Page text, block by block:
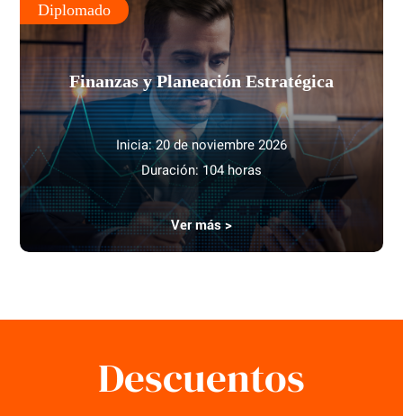
Finanzas y Planeación Estratégica
Inicia: 20 de noviembre 2026
Duración: 104 horas
Ver más >
Diplomado
Descuentos